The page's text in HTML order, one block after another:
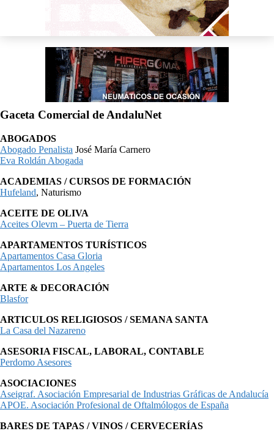
Gaceta Comercial de AndaluNet
ABOGADOS
Abogado Penalista José María Carnero
Eva Roldán Abogada
ACADEMIAS / CURSOS DE FORMACIÓN
Hufeland, Naturismo
ACEITE DE OLIVA
Aceites Olevm – Puerta de Tierra
APARTAMENTOS TURÍSTICOS
Apartamentos Casa Gloria
Apartamentos Los Angeles
ARTE & DECORACIÓN
Blasfor
ARTICULOS RELIGIOSOS / SEMANA SANTA
La Casa del Nazareno
ASESORIA FISCAL, LABORAL, CONTABLE
Perdomo Asesores
ASOCIACIONES
Aseigraf. Asociación Empresarial de Industrias Gráficas de Andalucía
APOE. Asociación Profesional de Oftalmólogos de España
BARES DE TAPAS / VINOS / CERVECERÍAS